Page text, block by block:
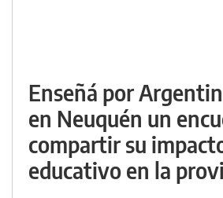
Enseñá por
en Neuquén un
compartir su
educativo en la